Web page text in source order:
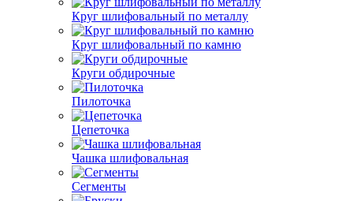
Круг шлифовальный по металлу
Круг шлифовальный по камню
Круги обдирочные
Пилоточка
Цепеточка
Чашка шлифовальная
Сегменты